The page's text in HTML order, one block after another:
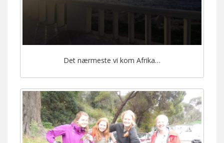
Det nærmeste vi kom Afrika…